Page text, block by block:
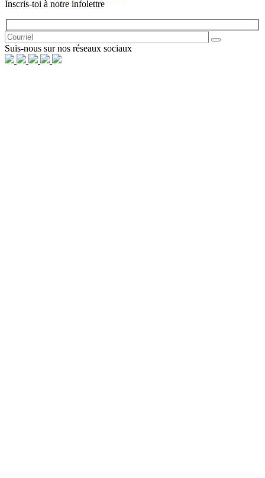
Inscris-toi à notre infolettre
Suis-nous sur nos réseaux sociaux